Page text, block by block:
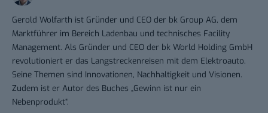
Gerold Wolfarth ist Gründer und CEO der bk Group AG, dem
Marktführer im Bereich Ladenbau und technisches Facility
Management. Als Gründer und CEO der bk World Holding GmbH
revolutioniert er das Langstreckenreisen mit dem Elektroauto.
Seine Themen sind Innovationen, Nachhaltigkeit und Visionen.
Zudem ist er Autor des Buches „Gewinn ist nur ein
Nebenprodukt“.